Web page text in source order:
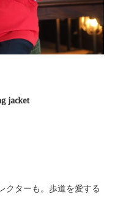
jacket
クターも。歩道を愛する